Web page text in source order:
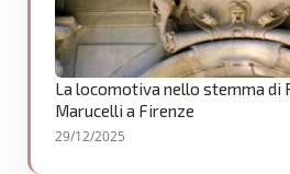
La locomotiva nello stemma di
Marucelli a Firenze
29/12/2025